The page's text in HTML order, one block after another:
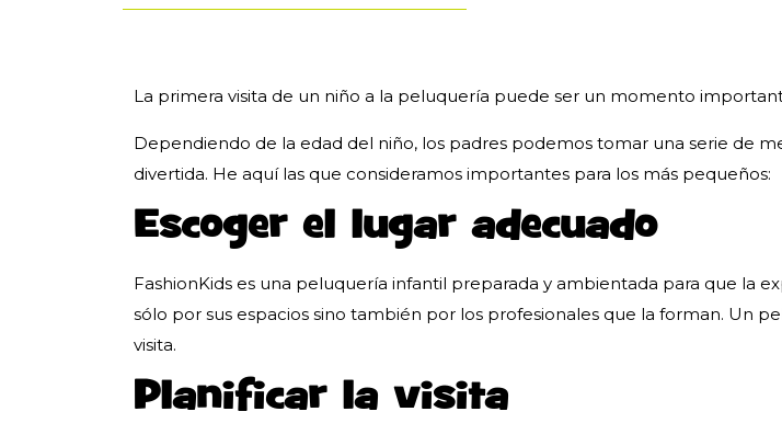
La primera visita de un niño a la peluquería puede ser un momento
Dependiendo de la edad del niño, los padres podemos tomar una serie de
divertida. He aquí las que consideramos importantes para los más pequeños:
Escoger el lugar adecuado
FashionKids es una peluquería infantil preparada y ambientada para que la
sólo por sus espacios sino también por los profesionales que la forman. Un
visita.
Planificar la visita